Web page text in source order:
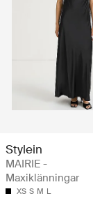
Stylein
MAIRIE -
Maxiklänningar
XS S M L